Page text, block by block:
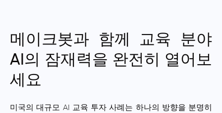
메이크봇과 함께 교육 분야
AI의 잠재력을 완전히 열어보
세요
미국의 대규모 AI 교육 투자 사례는 하나의 방향을 분명히